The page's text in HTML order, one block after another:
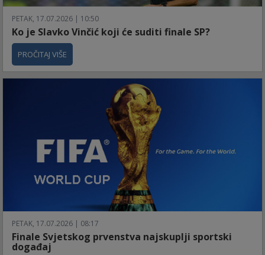
PETAK, 17.07.2026 | 10:50
Ko je Slavko Vinčić koji će suditi finale SP?
PROČITAJ VIŠE
PETAK, 17.07.2026 | 08:17
Finale Svjetskog prvenstva najskuplji sportski
događaj